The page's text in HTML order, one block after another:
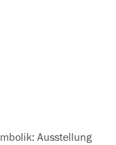
teilenteilen